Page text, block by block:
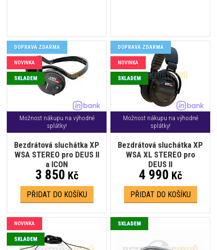
Možnost nákupu na výhodné
splátky!
Bezdrátová sluchátka XP
WSA STEREO pro DEUS II
a ICON
DOPRAVA ZDARMA
NOVINKA
SKLADEM
3 850 Kč
PŘIDAT DO KOŠÍKU
Možnost nákupu na výhodné
splátky!
Bezdrátová sluchátka XP
WSA XL STEREO pro
DEUS II
DOPRAVA ZDARMA
NOVINKA
SKLADEM
4 990 Kč
PŘIDAT DO KOŠÍKU
NOVINKA
SKLADEM
SKLADEM